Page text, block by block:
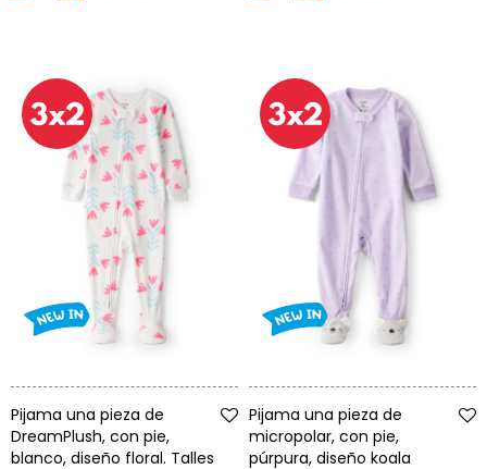
Pijama una pieza de
DreamPlush, con pie,
blanco, diseño floral. Talles
Pijama una pieza de
micropolar, con pie,
púrpura, diseño koala